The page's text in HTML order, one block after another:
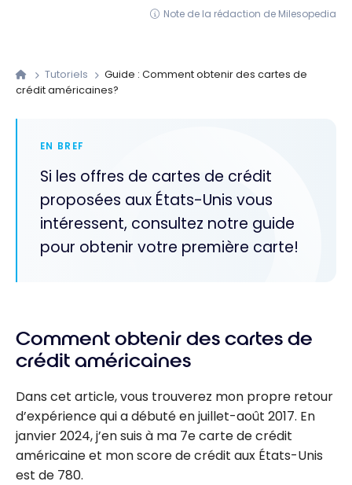
Note de la rédaction de Milesopedia
Tutoriels
Guide : Comment obtenir des cartes de
crédit américaines?
EN BREF
Si les offres de cartes de crédit
proposées aux États-Unis vous
intéressent, consultez notre guide
pour obtenir votre première carte!
Comment obtenir des cartes de
crédit américaines
Dans cet article, vous trouverez mon propre retour
d’expérience qui a débuté en juillet-août 2017. En
janvier 2024, j’en suis à ma 7e carte de crédit
américaine et mon score de crédit aux États-Unis
est de 780.